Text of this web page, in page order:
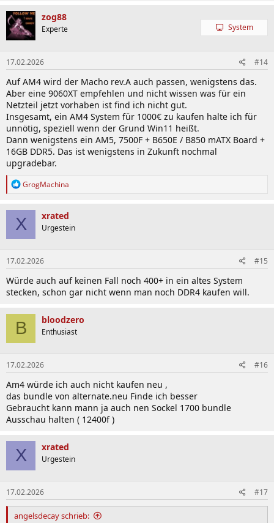
zog88
Experte System
17.02.2026 #14
Auf AM4 wird der Macho rev.A auch passen, wenigstens das.
Aber eine 9060XT empfehlen und nicht wissen was für ein
Netzteil jetzt vorhaben ist find ich nicht gut.
Insgesamt, ein AM4 System für 1000€ zu kaufen halte ich für
unnötig, speziell wenn der Grund Win11 heißt.
Dann wenigstens ein AM5, 7500F + B650E / B850 mATX Board +
16GB DDR5. Das ist wenigstens in Zukunft nochmal
upgradebar.
R
k
t
o
n
e
n
:
GrogMachina
X xrated
Urgestein
17.02.2026 #15
Würde auch auf keinen Fall noch 400+ in ein altes System
stecken, schon gar nicht wenn man noch DDR4 kaufen will.
B bloodzero
Enthusiast
17.02.2026 #16
Am4 würde ich auch nicht kaufen neu ,
das bundle von alternate.neu Finde ich besser
Gebraucht kann mann ja auch nen Sockel 1700 bundle
Ausschau halten ( 12400f )
X xrated
Urgestein
17.02.2026 #17
angelsdecay schrieb: